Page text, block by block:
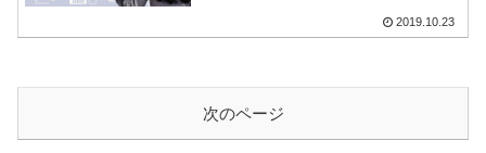
2019.10.23
次のページ